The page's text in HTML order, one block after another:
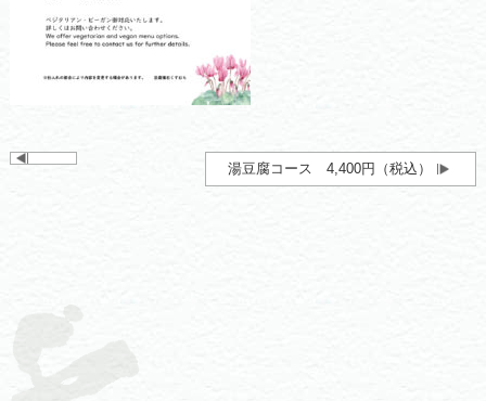
湯豆腐コース 4,400円（税込）